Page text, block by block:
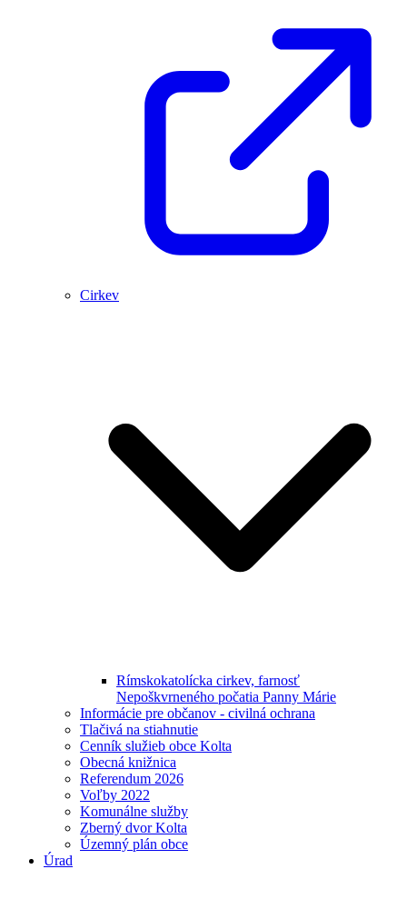
Cirkev
Rímskokatolícka cirkev, farnosť
Nepoškvrneného počatia Panny Márie
Informácie pre občanov - civilná ochrana
Tlačivá na stiahnutie
Cenník služieb obce Kolta
Obecná knižnica
Referendum 2026
Voľby 2022
Komunálne služby
Zberný dvor Kolta
Územný plán obce
Úrad